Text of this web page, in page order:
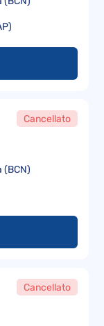
Cancellato
(BCN)
Cancellato